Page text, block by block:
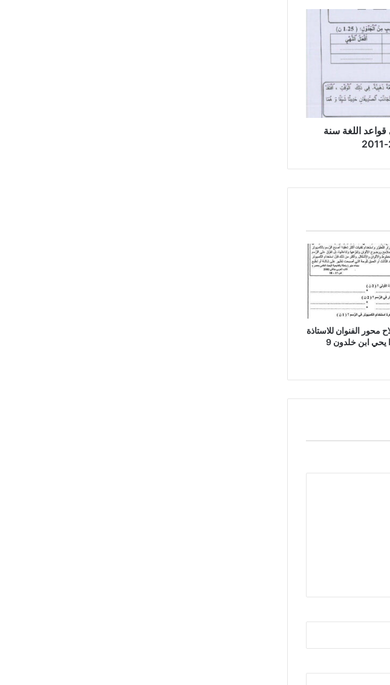
قواعد اللغة سنة
محور الفنوان للاستاذة
الشواشي – م ا يحي ابن خلدون 9